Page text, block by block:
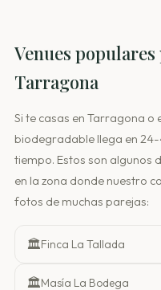
Venues
Tarragona
Si te casas en Tarragona
biodegradable llega en
tiempo. Estos son algunos
en la zona donde nuestro
fotos de muchas parejas:
🏛️Finca La Tallada
🏛️Masía La Bodega